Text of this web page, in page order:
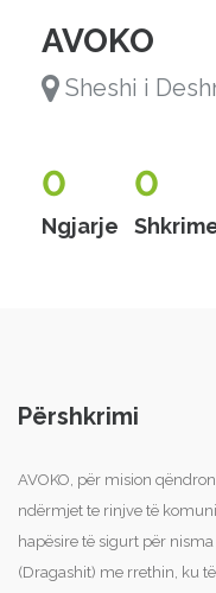
AVOKO
Sheshi i
0
Ngjarje
0
Përshkrimi
AVOKO, për mision
ndërmjet te rinjve të
hapësire të sigurt për
(Dragashit) me rrethin, ku